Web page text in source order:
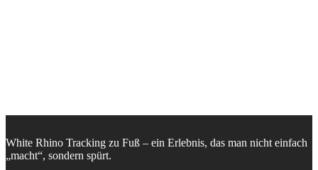
White Rhino Tracking zu Fuß – ein Erlebnis, das man nicht einfach
„macht“, sondern spürt.